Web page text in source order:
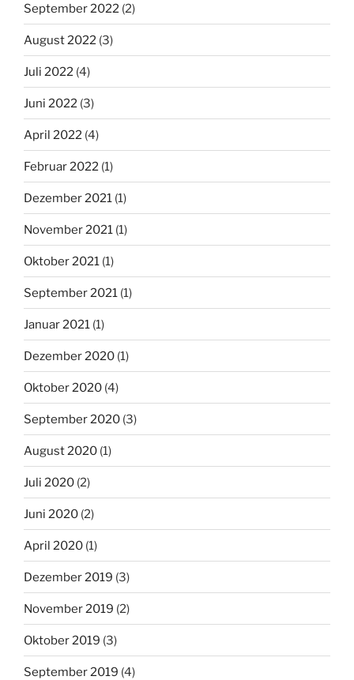
September 2022 (2)
August 2022 (3)
Juli 2022 (4)
Juni 2022 (3)
April 2022 (4)
Februar 2022 (1)
Dezember 2021 (1)
November 2021 (1)
Oktober 2021 (1)
September 2021 (1)
Januar 2021 (1)
Dezember 2020 (1)
Oktober 2020 (4)
September 2020 (3)
August 2020 (1)
Juli 2020 (2)
Juni 2020 (2)
April 2020 (1)
Dezember 2019 (3)
November 2019 (2)
Oktober 2019 (3)
September 2019 (4)